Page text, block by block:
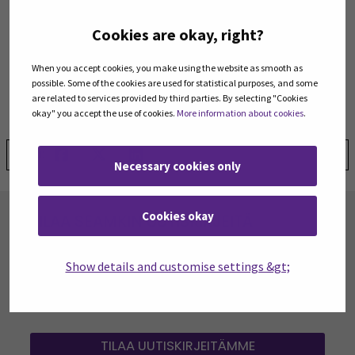
Cookies are okay, right?
When you accept cookies, you make using the website as smooth as
possible. Some of the cookies are used for statistical purposes, and some
are related to services provided by third parties. By selecting "Cookies
okay" you accept the use of cookies. More information about cookies.
Necessary cookies only
Cookies okay
Show details and customise settings &gt;
TILAA SEAMKIN UUTISKIRJEITÄ
Uutiskirjeemme ovat koosteita SEAMKin
ajankohtaisista koulutuksista, tapahtumista sekä
TILAA UUTISKIRJEITÄMME